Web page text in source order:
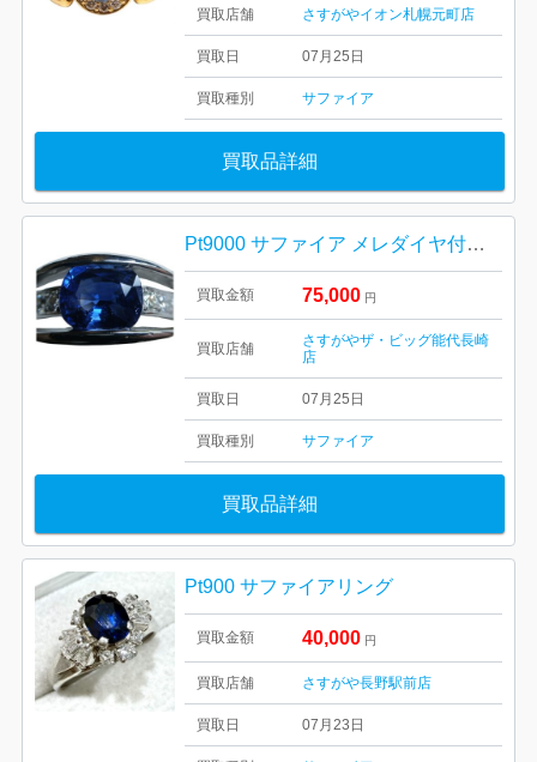
買取店舗 さすがやイオン札幌元町店
買取日 07月25日
買取種別 サファイア
買取品詳細
Pt9000 サファイア メレダイヤ付きリング 買取り
買取金額 75,000 円
買取店舗
さすがやザ・ビッグ能代長崎
店
買取日 07月25日
買取種別 サファイア
買取品詳細
Pt900 サファイアリング
買取金額 40,000 円
買取店舗 さすがや長野駅前店
買取日 07月23日